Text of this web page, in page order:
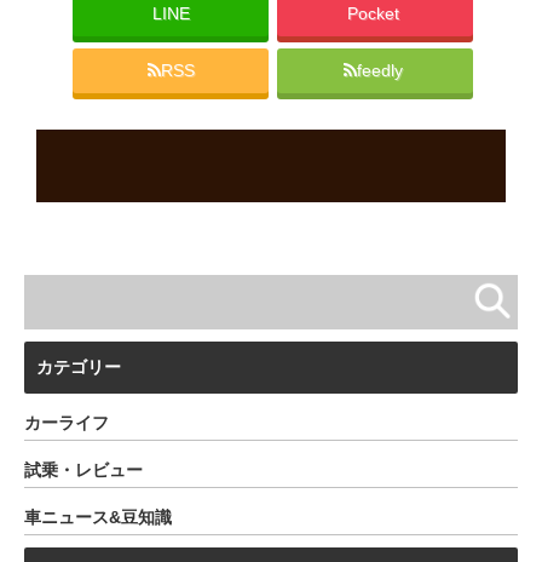
LINE Pocket
RSS feedly
カテゴリー
カーライフ
試乗・レビュー
車ニュース&豆知識